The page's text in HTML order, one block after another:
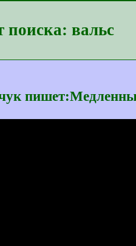
поиска: вальс